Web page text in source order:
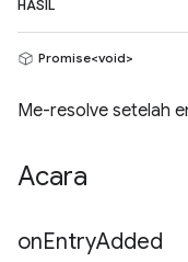
HASIL
Promise<void>
Me-resolve setelah
Acara
onEntryAdded